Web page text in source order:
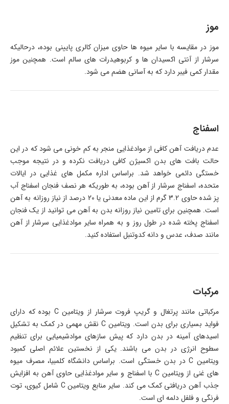
موز
موز در مقایسه با سایر میوه ها حاوی میزان کالری پایینی بوده، درحالیکه
سرشار از آنتی اکسیدان ها و کربوهیدرات های سالم است. همچنین موز
مقدار کمی فیبر دارد که به آسانی هضم می شود.
اسفناج
عدم دریافت آهن کافی از موادغذایی منجر به کم خونی می شود که در این
حالت بافت های بدن اکسیژن کافی دریافت نکرده و در نتیجه موجب
خستگی دائمی خواهد شد. براساس اداره مکمل های غذایی در ایالات
متحده، اسفناج سرشار از آهن بوده، به طوریکه هر نصف فنجان اسفناج آب
پز شده حاوی 3.2 گرم از این ماده معدنی یا 20 درصد از نیاز روزانه به آهن
است. همچنین برای تامین نیاز روزانه بدن به آهن می توانید از یک فنجان
اسفناج پخته شده در طول روز و به همراه سایر موادغذایی سرشار از آهن
مانند صدف، عدس و دانه کدوتنبل استفاده کنید.
مرکبات
مرکباتی مانند پرتغال و گریپ فروت سرشار از ویتامین C بوده که دارای
فواید بسیاری برای بدن است. ویتامین C نقش مهمی در کمک به تشکیل
اسیدهای آمینه در بدن دارد که پیش سازهای موادشیمیایی برای تنظیم
سطوح انرژی در بدن می باشند. یکی از نخستین علائم اصلی کمبود
ویتامین C در بدن خستگی است. براساس دانشگاه کلمبیا، مصرف میوه
های غنی از ویتامین C با اسفناج و سایر موادغذایی حاوی آهن به افزایش
جذب آهن دریافتی کمک می کند. سایر منابع ویتامین C شامل کیوی، توت
فرنگی و فلفل دلمه ای است.